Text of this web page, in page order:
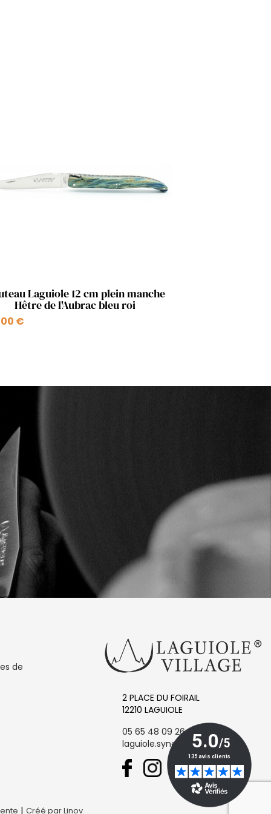
Aperçu rapide
Laguiole 12 cm plein manche
Hêtre de l'Aubrac bleu roi
€
de
2 PLACE DU FOIRAIL
12210 LAGUIOLE
05 65 48 09 26
laguiole.synergie@orange.fr
| Créé par Linov